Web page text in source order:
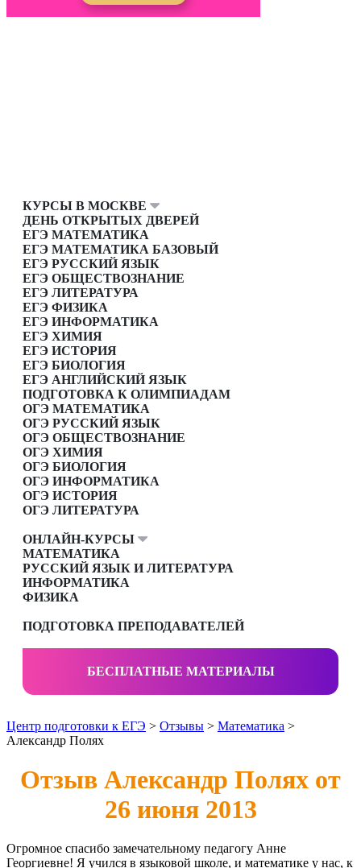
КУРСЫ В МОСКВЕ
ДЕНЬ ОТКРЫТЫХ ДВЕРЕЙ
ЕГЭ МАТЕМАТИКА
ЕГЭ МАТЕМАТИКА БАЗОВЫЙ
ЕГЭ РУССКИЙ ЯЗЫК
ЕГЭ ОБЩЕСТВОЗНАНИЕ
ЕГЭ ЛИТЕРАТУРА
ЕГЭ ФИЗИКА
ЕГЭ ИНФОРМАТИКА
ЕГЭ ХИМИЯ
ЕГЭ ИСТОРИЯ
ЕГЭ БИОЛОГИЯ
ЕГЭ АНГЛИЙСКИЙ ЯЗЫК
ПОДГОТОВКА К ОЛИМПИАДАМ
ОГЭ МАТЕМАТИКА
ОГЭ РУССКИЙ ЯЗЫК
ОГЭ ОБЩЕСТВОЗНАНИЕ
ОГЭ ХИМИЯ
ОГЭ БИОЛОГИЯ
ОГЭ ИНФОРМАТИКА
ОГЭ ИСТОРИЯ
ОГЭ ЛИТЕРАТУРА
ОНЛАЙН-КУРСЫ
МАТЕМАТИКА
РУССКИЙ ЯЗЫК И ЛИТЕРАТУРА
ИНФОРМАТИКА
ФИЗИКА
ПОДГОТОВКА ПРЕПОДАВАТЕЛЕЙ
БЕСПЛАТНЫЕ МАТЕРИАЛЫ
Центр подготовки к ЕГЭ > Отзывы > Математика >
Александр Полях
Отзыв Александр Полях от
26 июня 2013
Огромное спасибо замечательному педагогу Анне
Георгиевне! Я учился в языковой школе, и математике у нас, к